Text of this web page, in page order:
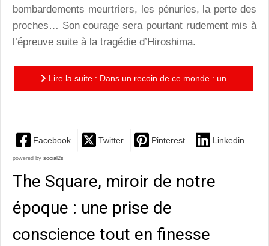
bombardements meurtriers, les pénuries, la perte des
proches… Son courage sera pourtant rudement mis à
l’épreuve suite à la tragédie d’Hiroshima.
Lire la suite : Dans un recoin de ce monde : un
Facebook Twitter Pinterest Linkedin
powered by social2s
The Square, miroir de notre
époque : une prise de
conscience tout en finesse